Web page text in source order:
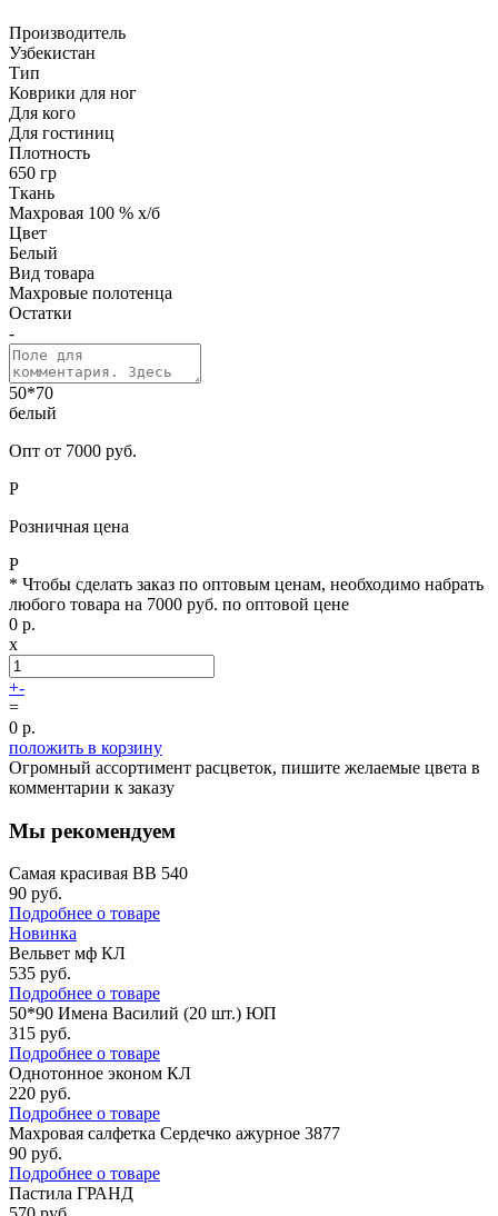
Производитель
Узбекистан
Тип
Коврики для ног
Для кого
Для гостиниц
Плотность
650 гр
Ткань
Махровая 100 % х/б
Цвет
Белый
Вид товара
Махровые полотенца
Остатки
-
50*70
белый
Опт от 7000 руб.
Р
Розничная цена
Р
* Чтобы сделать заказ по оптовым ценам, необходимо набрать
любого товара на 7000 руб. по оптовой цене
0 р.
x
+-
=
0 р.
положить в корзину
Огромный ассортимент расцветок, пишите желаемые цвета в
комментарии к заказу
Мы рекомендуем
Самая красивая ВВ 540
90 руб.
Подробнее о товаре
Новинка
Вельвет мф КЛ
535 руб.
Подробнее о товаре
50*90 Имена Василий (20 шт.) ЮП
315 руб.
Подробнее о товаре
Однотонное эконом КЛ
220 руб.
Подробнее о товаре
Махровая салфетка Сердечко ажурное 3877
90 руб.
Подробнее о товаре
Пастила ГРАНД